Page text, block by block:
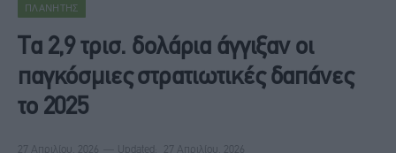
ΠΛΑΝΉΤΗΣ
Τα 2,9 τρισ. δολάρια άγγιξαν οι
παγκόσμιες στρατιωτικές δαπάνες
το 2025
27 Απριλίου, 2026 Updated: 27 Απριλίου, 2026